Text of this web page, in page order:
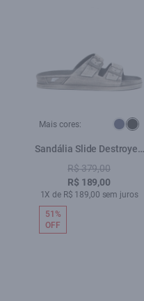
Mais cores:
Sandália Slide Destroyed
Ellus Preto
R$ 379,00
R$ 189,00
1X de R$ 189,00 sem juros
51%
OFF